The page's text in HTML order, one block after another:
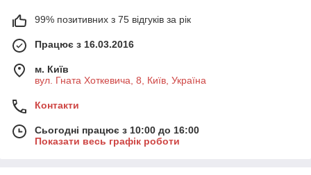
99% позитивних з 75 відгуків за рік
Працює з 16.03.2016
м. Київ
вул. Гната Хоткевича, 8, Київ, Україна
Контакти
Сьогодні працює з 10:00 до 16:00
Показати весь графік роботи